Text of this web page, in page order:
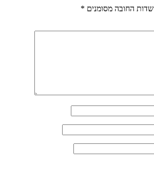
שדות החובה מסומנים *